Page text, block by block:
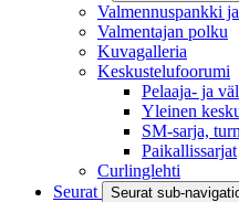
Valmennuspankki
Valmentajan polku
Kuvagalleria
Keskustelufoorumi
Pelaaja- ja
Yleinen
SM-sarja,
Paikallissarjat
Curlinglehti
Seurat
Seurat sub-